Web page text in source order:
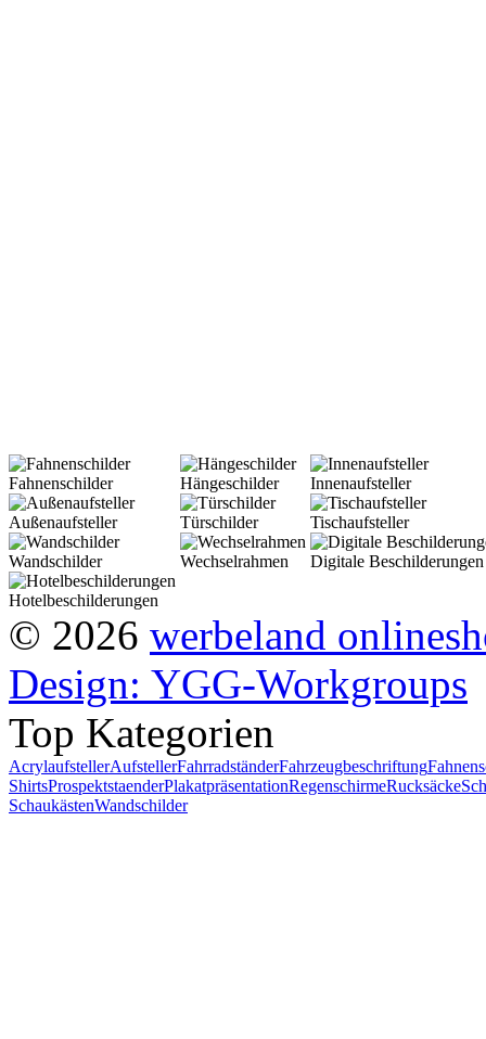
Fahnenschilder Hängeschilder Innenaufsteller
Außenaufsteller Türschilder Tischaufsteller
Wandschilder Wechselrahmen Digitale Beschilderungen
Hotelbeschilderungen
© 2026 werbeland
Design: YGG-Workgroups
Top Kategorien
AcrylaufstellerAufstellerFahrradständerFahrzeugbeschriftung
ShirtsProspektstaenderPlakatpräsentationRegenschirmeRucksäcke
SchaukästenWandschilder